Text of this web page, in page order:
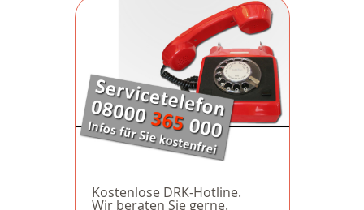
Kostenlose DRK-Hotline.
Wir beraten Sie gerne.